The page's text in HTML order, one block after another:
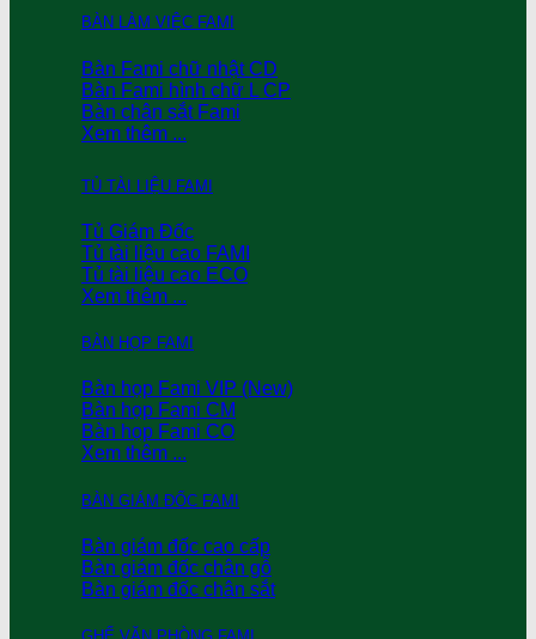
BÀN LÀM VIỆC FAMI
Bàn Fami chữ nhật CD
Bàn Fami hình chữ L CP
Bàn chân sắt Fami
Xem thêm ...
TỦ TÀI LIỆU FAMI
Tủ Giám Đốc
Tủ tài liệu cao FAMI
Tủ tài liệu cao ECO
Xem thêm ...
BÀN HỌP FAMI
Bàn họp Fami VIP (New)
Bàn họp Fami CM
Bàn họp Fami CO
Xem thêm ...
BÀN GIÁM ĐỐC FAMI
Bàn giám đốc cao cấp
Bàn giám đốc chân gỗ
Bàn giám đốc chân sắt